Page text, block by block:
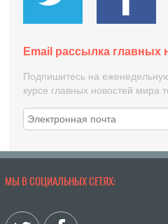
Email рассылка главных
Подпишитесь на
курсе главных новостей мира
МЫ В СОЦИАЛЬНЫХ СЕТЯХ: